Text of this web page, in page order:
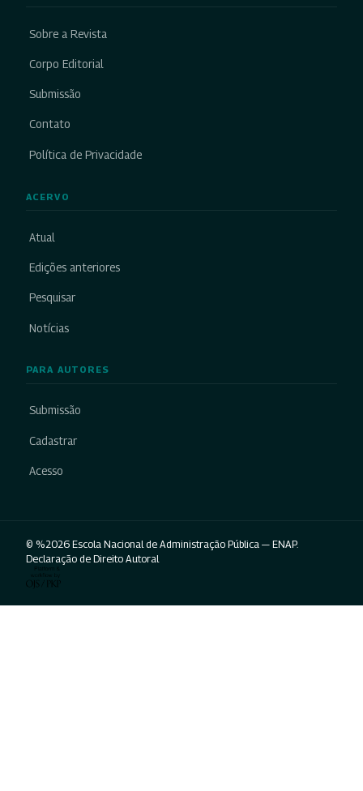
Sobre a Revista
Corpo Editorial
Submissão
Contato
Política de Privacidade
ACERVO
Atual
Edições anteriores
Pesquisar
Notícias
PARA AUTORES
Submissão
Cadastrar
Acesso
© %2026 Escola Nacional de Administração Pública — ENAP.
Declaração de Direito Autoral